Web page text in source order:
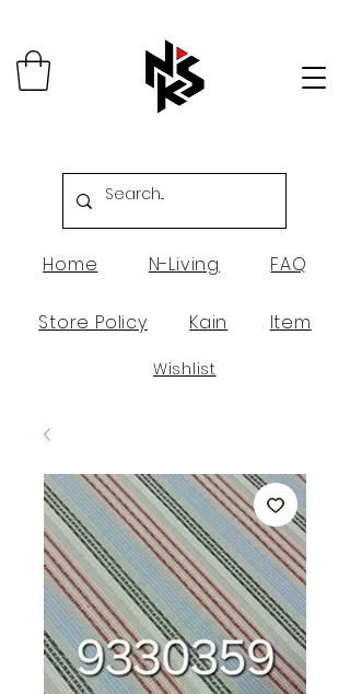
Home N-Living FAQ
Store Policy Kain Item
Wishlist